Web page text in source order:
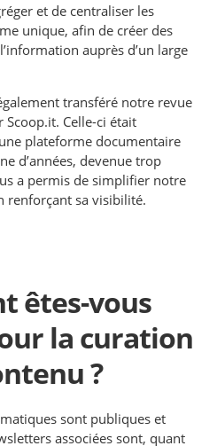
et de centraliser les
unique, afin de créer des
auprès d’un large
transféré notre revue
Scoop.it. Celle-ci était
plateforme documentaire
d’années, devenue trop
a permis de simplifier notre
renforçant sa visibilité.
êtes-vous
la curation
?
sont publiques et
associées sont, quant